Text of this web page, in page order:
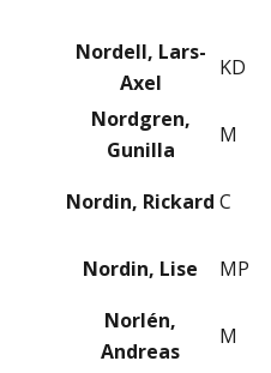
Nordell, Lars-
Axel
KD
Nordgren,
Gunilla
M
Nordin, Rickard C
Nordin, Lise MP
Norlén,
Andreas
M